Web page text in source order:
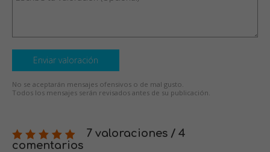
Enviar valoración
No se aceptarán mensajes ofensivos o de mal gusto.
Todos los mensajes serán revisados antes de su publicación.
7 valoraciones / 4
comentarios